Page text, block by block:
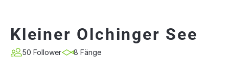
Kleiner Olchinger See
50 Follower 8 Fänge